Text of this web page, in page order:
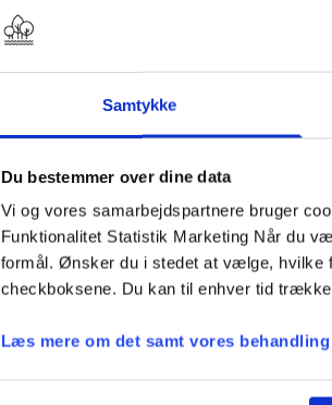
Samtykke
Du bestemmer over dine data
Vi og vores samarbejdspartnere bruger
Funktionalitet Statistik Marketing Når du
formål. Ønsker du i stedet at vælge, hvilke
checkboksene. Du kan til enhver tid
Læs mere om det samt vores
Ambitionen hos Sinatur Hotel &
også
“Netop på råvarer er vi hele tiden
samtidig spare på CO2-aftrykket.
der hver dag står
Og det er ikke kun hos Sinatur
kokkeelever erhverv i en uge.
at klæde de to faggrupper på
ud og møde de